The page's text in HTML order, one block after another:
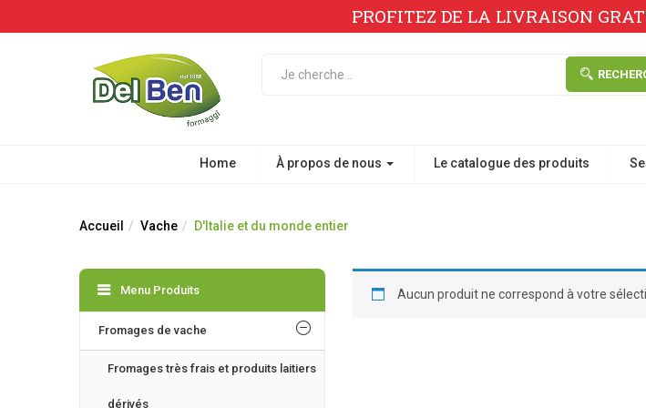
PROFITEZ DE LA LIVRAISON
Home À propos de nous Le catalogue des produits
Accueil Vache D'Italie et du monde entier
Aucun produit ne correspond à votre
Menu Produits
Fromages de vache
Fromages très frais et produits laitiers
dérivés